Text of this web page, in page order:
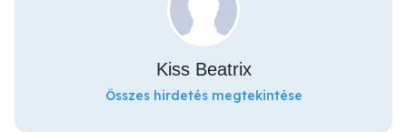
Kiss Beatrix
Összes hirdetés megtekintése